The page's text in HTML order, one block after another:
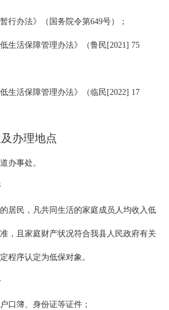
行办法》（国务院令第649号）；
生活保障管理办法》（鲁民[2021] 75
生活保障管理办法》（临民[2022] 17
办理地点
办事处。
居民，凡共同生活的家庭成员人均收入低
，且家庭财产状况符合我县人民政府有关
程序认定为低保对象。
口簿、身份证等证件；